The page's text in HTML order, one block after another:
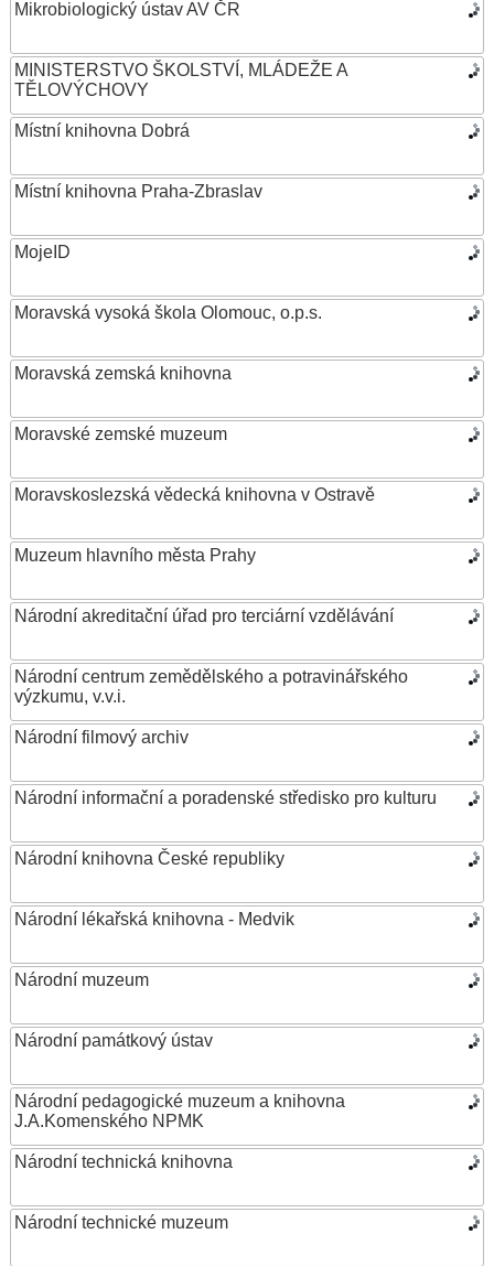
Mikrobiologický ústav AV ČR
MINISTERSTVO ŠKOLSTVÍ, MLÁDEŽE A
TĚLOVÝCHOVY
Místní knihovna Dobrá
Místní knihovna Praha-Zbraslav
MojeID
Moravská vysoká škola Olomouc, o.p.s.
Moravská zemská knihovna
Moravské zemské muzeum
Moravskoslezská vědecká knihovna v Ostravě
Muzeum hlavního města Prahy
Národní akreditační úřad pro terciární vzdělávání
Národní centrum zemědělského a potravinářského
výzkumu, v.v.i.
Národní filmový archiv
Národní informační a poradenské středisko pro kulturu
Národní knihovna České republiky
Národní lékařská knihovna - Medvik
Národní muzeum
Národní památkový ústav
Národní pedagogické muzeum a knihovna
J.A.Komenského NPMK
Národní technická knihovna
Národní technické muzeum